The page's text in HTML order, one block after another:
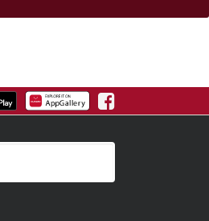
Facebook